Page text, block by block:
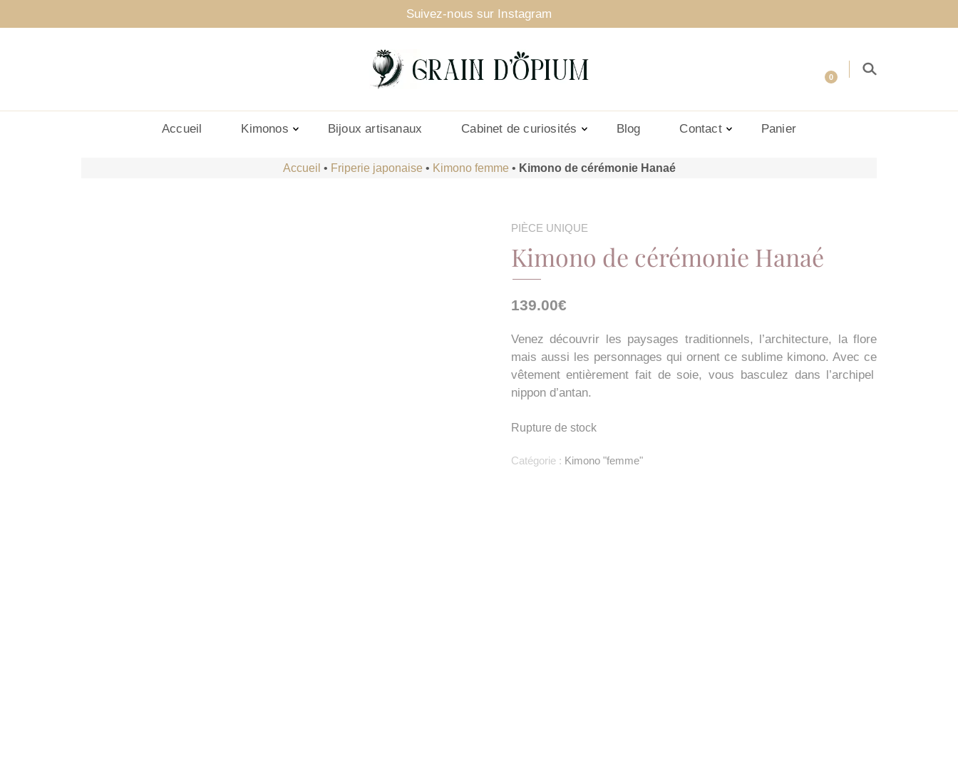
Suivez-nous sur Instagram
0
Accueil Kimonos Bijoux artisanaux Cabinet de curiosités Blog Contact Panier
Accueil • Friperie japonaise • Kimono femme • Kimono de cérémonie Hanaé
PIÈCE UNIQUE
Kimono de cérémonie Hanaé
139.00€
Venez découvrir les paysages traditionnels, l’architecture, la flore
mais aussi les personnages qui ornent ce sublime kimono. Avec ce
vêtement entièrement fait de soie, vous basculez dans l’archipel
nippon d’antan.
Rupture de stock
Catégorie : Kimono "femme"